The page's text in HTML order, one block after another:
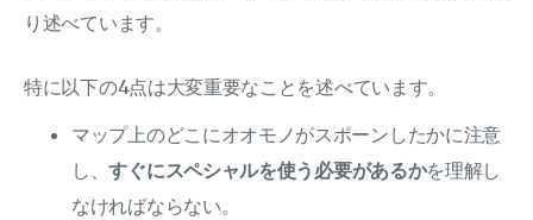
り述べています。
特に以下の4点は大変重要なことを述べています。
マップ上のどこにオオモノがスポーンしたかに注意
し、すぐにスペシャルを使う必要があるかを理解し
なければならない。